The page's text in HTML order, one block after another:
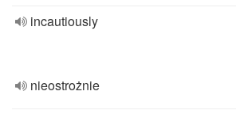
incautiously
nieostrożnie